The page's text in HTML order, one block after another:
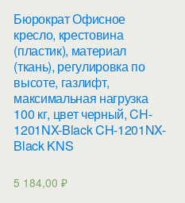
Бюрократ Офисное
кресло, крестовина
(пластик), материал
(ткань), регулировка по
высоте, газлифт,
максимальная нагрузка
100 кг, цвет черный, CH-
1201NX-Black CH-1201NX-
Black KNS
5 184,00₽